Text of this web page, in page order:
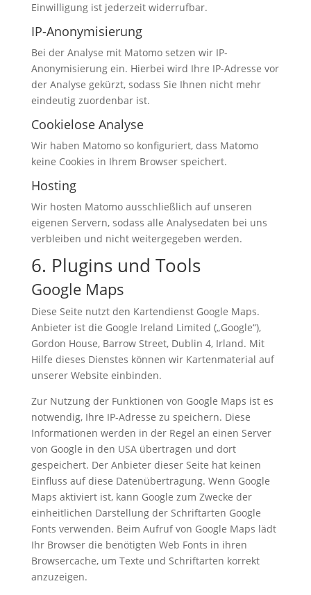
Einwilligung ist jederzeit widerrufbar.
IP-Anonymisierung
Bei der Analyse mit Matomo setzen wir IP-
Anonymisierung ein. Hierbei wird Ihre IP-Adresse vor
der Analyse gekürzt, sodass Sie Ihnen nicht mehr
eindeutig zuordenbar ist.
Cookielose Analyse
Wir haben Matomo so konfiguriert, dass Matomo
keine Cookies in Ihrem Browser speichert.
Hosting
Wir hosten Matomo ausschließlich auf unseren
eigenen Servern, sodass alle Analysedaten bei uns
verbleiben und nicht weitergegeben werden.
6. Plugins und Tools
Google Maps
Diese Seite nutzt den Kartendienst Google Maps.
Anbieter ist die Google Ireland Limited („Google“),
Gordon House, Barrow Street, Dublin 4, Irland. Mit
Hilfe dieses Dienstes können wir Kartenmaterial auf
unserer Website einbinden.
Zur Nutzung der Funktionen von Google Maps ist es
notwendig, Ihre IP-Adresse zu speichern. Diese
Informationen werden in der Regel an einen Server
von Google in den USA übertragen und dort
gespeichert. Der Anbieter dieser Seite hat keinen
Einfluss auf diese Datenübertragung. Wenn Google
Maps aktiviert ist, kann Google zum Zwecke der
einheitlichen Darstellung der Schriftarten Google
Fonts verwenden. Beim Aufruf von Google Maps lädt
Ihr Browser die benötigten Web Fonts in ihren
Browsercache, um Texte und Schriftarten korrekt
anzuzeigen.